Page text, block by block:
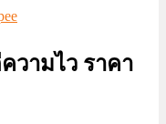
วามไว ราคา